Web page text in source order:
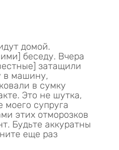
домой.
беседу. Вчера
затащили
в машину,
в сумку
Это не шутка,
моего супруга
этих отморозков
Будьте аккуратны
еще раз